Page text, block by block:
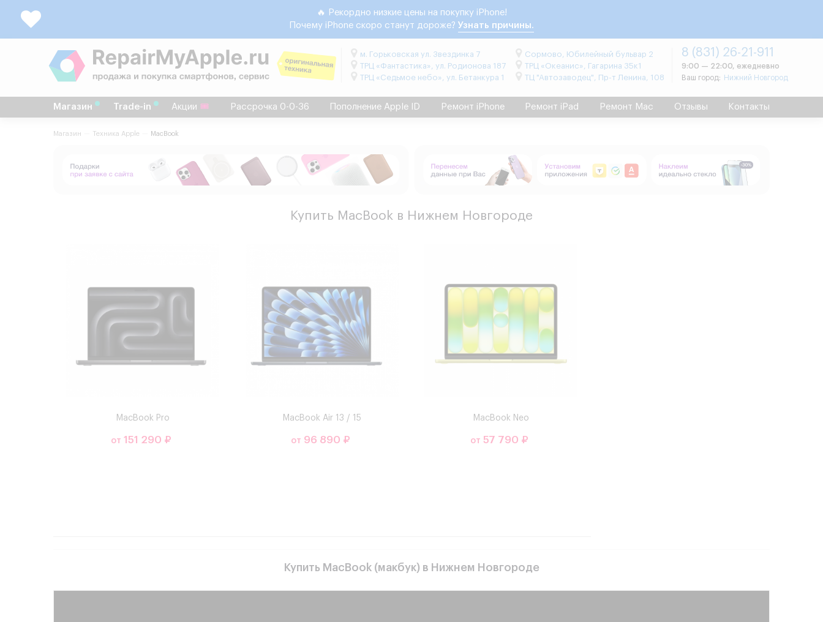
🔥 Рекордно низкие цены на покупку iPhone!
Почему iPhone скоро станут дороже? Узнать причины.
м. Горьковская ул. Звездинка 7
ТРЦ «Фантастика», ул. Родионова 187
ТРЦ «Седьмое небо», ул. Бетанкура 1
Сормово, Юбилейный бульвар 2
ТРЦ «Океанис», Гагарина 35к1
ТЦ "Автозаводец", Пр-т Ленина, 108
8 (831) 26-21-911
9:00 — 22:00, ежедневно
Ваш город:
Нижний Новгород
Магазин Trade-in Акции Рассрочка 0-0-36 Пополнение Apple ID Ремонт iPhone Ремонт iPad Ремонт Mac Отзывы Контакты
Магазин Техника Apple MacBook
Купить MacBook в Нижнем Новгороде
MacBook Pro
от 151 290 ₽
MacBook Air 13 / 15
от 96 890 ₽
MacBook Neo
от 57 790 ₽
Купить MacBook (макбук) в Нижнем Новгороде